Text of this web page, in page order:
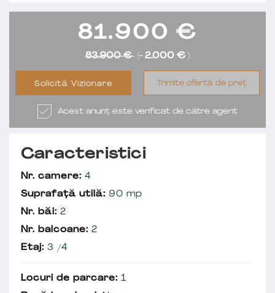
81.900 €
83.900 € (- 2.000 € )
Solicită Vizionare Trimite ofertă de preț
Acest anunț este verificat de către agent
Caracteristici
Nr. camere: 4
Suprafață utilă: 90 mp
Nr. băi: 2
Nr. balcoane: 2
Etaj: 3 /4
Locuri de parcare: 1